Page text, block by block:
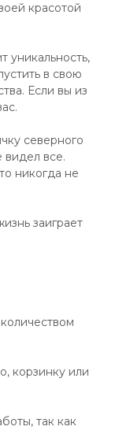
красотой
уникальность,
в свою
Если вы из
северного
видел все.
никогда не
заиграет
корзинку или
так как